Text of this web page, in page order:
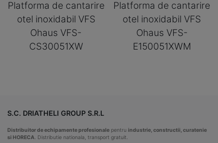
Platforma de cantarire
otel inoxidabil VFS
Ohaus VFS-
CS30051XW
Platforma de cantarire
otel inoxidabil VFS
Ohaus VFS-
E150051XWM
S.C. DRIATHELI GROUP S.R.L
Distribuitor de echipamente profesionale pentru industrie, constructii, curatenie
si HORECA . Distributie nationala, transport gratuit.